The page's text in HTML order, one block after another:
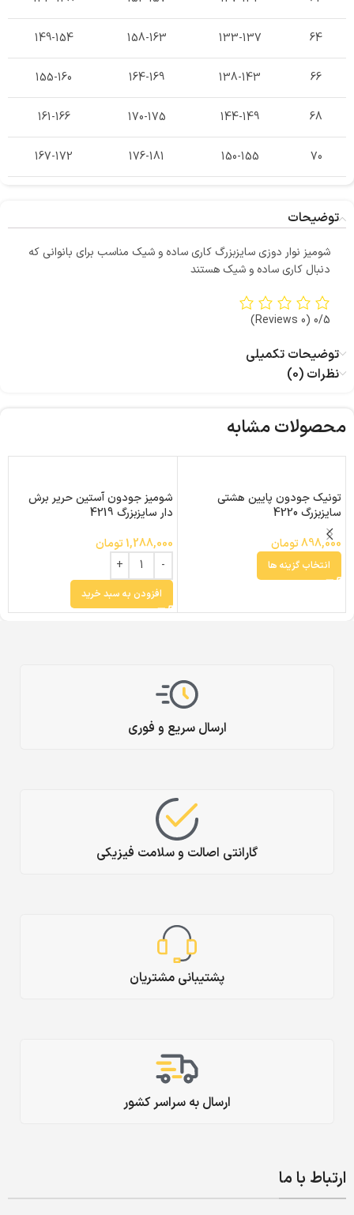
64
133-137
158-163
149-154
66
138-143
164-169
155-160
68
144-149
170-175
161-166
70
150-155
176-181
167-172
توضیحات
شومیز نوار دوزی سایزبزرگ کاری ساده و شیک مناسب برای بانوانی که
دنبال کاری ساده و شیک هستند
0/5
(0 Reviews)
توضیحات تکمیلی
نظرات (0)
محصولات مشابه
تونیک جودون پایین هشتی
سایزبزرگ 4220
898,000تومان
انتخاب گزینه ها
شومیز جودون آستین حریر برش
دار سایزبزرگ 4219
1,288,000تومان
افزودن به سبد خرید
ارسال سریع و فوری
گارانتی اصالت و سلامت فیزیکی
پشتیبانی مشتریان
ارسال به سراسر کشور
ارتباط با ما